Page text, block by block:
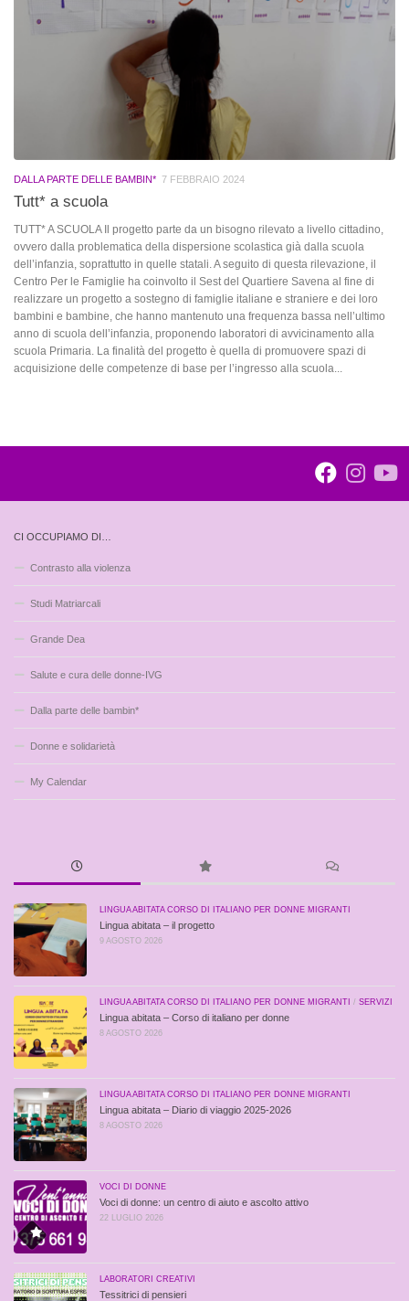
DALLA PARTE DELLE BAMBIN* 7 FEBBRAIO 2024
Tutt* a scuola
TUTT* A SCUOLA Il progetto parte da un bisogno rilevato a livello cittadino,
ovvero dalla problematica della dispersione scolastica già dalla scuola
dell’infanzia, soprattutto in quelle statali. A seguito di questa rilevazione, il
Centro Per le Famiglie ha coinvolto il Sest del Quartiere Savena al fine di
realizzare un progetto a sostegno di famiglie italiane e straniere e dei loro
bambini e bambine, che hanno mantenuto una frequenza bassa nell’ultimo
anno di scuola dell’infanzia, proponendo laboratori di avvicinamento alla
scuola Primaria. La finalità del progetto è quella di promuovere spazi di
acquisizione delle competenze di base per l’ingresso alla scuola...
CI OCCUPIAMO DI…
Contrasto alla violenza
Studi Matriarcali
Grande Dea
Salute e cura delle donne-IVG
Dalla parte delle bambin*
Donne e solidarietà
My Calendar
LINGUA ABITATA CORSO DI ITALIANO PER DONNE MIGRANTI
Lingua abitata – il progetto
9 AGOSTO 2026
LINGUA ABITATA CORSO DI ITALIANO PER DONNE MIGRANTI / SERVIZI
Lingua abitata – Corso di italiano per donne
8 AGOSTO 2026
LINGUA ABITATA CORSO DI ITALIANO PER DONNE MIGRANTI
Lingua abitata – Diario di viaggio 2025-2026
8 AGOSTO 2026
VOCI DI DONNE
Voci di donne: un centro di aiuto e ascolto attivo
22 LUGLIO 2026
LABORATORI CREATIVI
Tessitrici di pensieri